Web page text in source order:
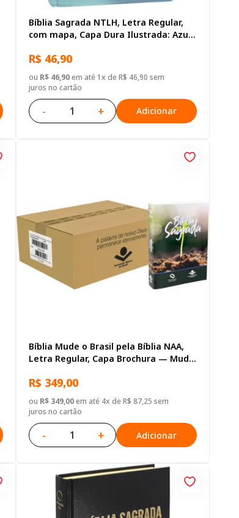
Bíblia Sagrada NTLH, Letra Regular,
com mapa, Capa Dura Ilustrada: Azul-
R$ 46,90
ou R$ 46,90em até 1x de R$ 46,90 sem
juros no cartão
- + Adicionar
Bíblia Mude o Brasil pela Bíblia NAA,
Letra Regular, Capa Brochura — Mude
R$ 349,00
ou R$ 349,00em até 4x de R$ 87,25 sem
juros no cartão
- + Adicionar